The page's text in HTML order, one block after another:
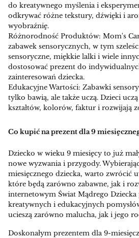
do kreatywnego myślenia i
odkrywać różne tekstury, dźwięki i
wyobraźnię.
Różnorodność Produktów: Mom's
zabawek sensorycznych, w tym
sensoryczne, miękkie lalki i wiele
dostosować prezent do
zainteresowań dziecka.
Edukacyjne Wartości: Zabawki
tylko bawią, ale także uczą. Dzieci
kształtów, kolorów, faktur i rozwijają
Co kupić na prezent dla 9
Dziecko w wieku 9 miesięcy to już
nowe wyzwania i przygody.
miesięcznego dziecka, warto zwrócić
które będą zarówno zabawne, jak i
internetowym Świat Mądrego
kreatywnych i edukacyjnych
ucieszą zarówno malucha, jak i jego
Doskonałym prezentem dla 9-